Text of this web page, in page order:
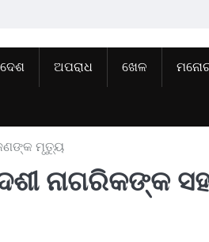
ଅପରାଧ ଖେଳ
ମୃତ୍ୟୁ
ନାଗରିକଙ୍କ ସହ